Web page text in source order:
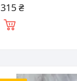
315 ₴